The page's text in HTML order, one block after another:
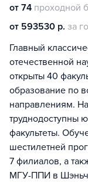
от 74 проходной
от 593530 р. за
Главный
отечественной
открыты 40
образование по
направлениям.
труднодоступны
факультеты.
шестилетней
7 филиалов, а
МГУ-ППИ в